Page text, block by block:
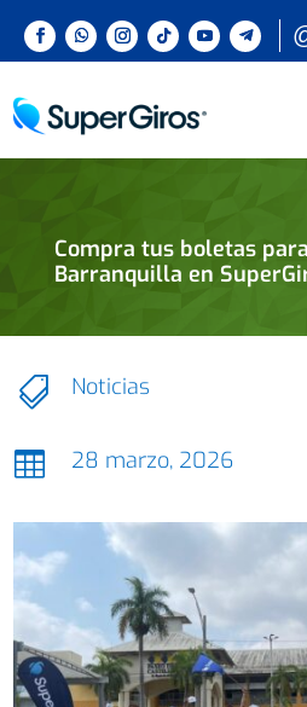
Compra tus boletas
Barranquilla en
 Noticias
 28 marzo, 2026